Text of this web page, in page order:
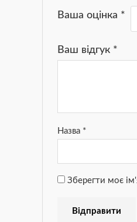
Ваша оцінка *
Ваш відгук *
Назва *
Зберегти моє